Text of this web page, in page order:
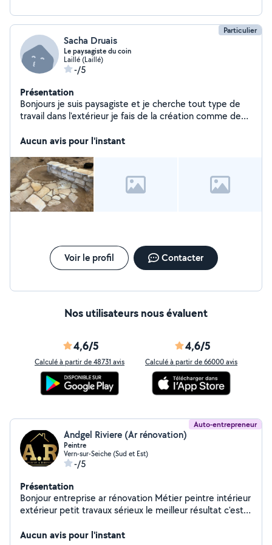
( fongicides et hydrofuge)
Particulier
Sacha Druais
Le paysagiste du coin
Laillé (Laillé)
-/5
Présentation
Bonjours je suis paysagiste et je cherche tout type de
travail dans l'extérieur je fais de la création comme de
Aucun avis pour l'instant
Voir le profil Contacter
Nos utilisateurs nous évaluent
4,6/5
Calculé à partir de 48731 avis
4,6/5
Calculé à partir de 66000 avis
Auto-entrepreneur
Andgel Riviere (Ar rénovation)
Peintre
Vern-sur-Seiche (Sud et Est)
-/5
Présentation
Bonjour entreprise ar rénovation Métier peintre intérieur
extérieur petit travaux sérieux le meilleur résultat c'est
veuillez me contacter par téléphone déplacement et
Aucun avis pour l'instant